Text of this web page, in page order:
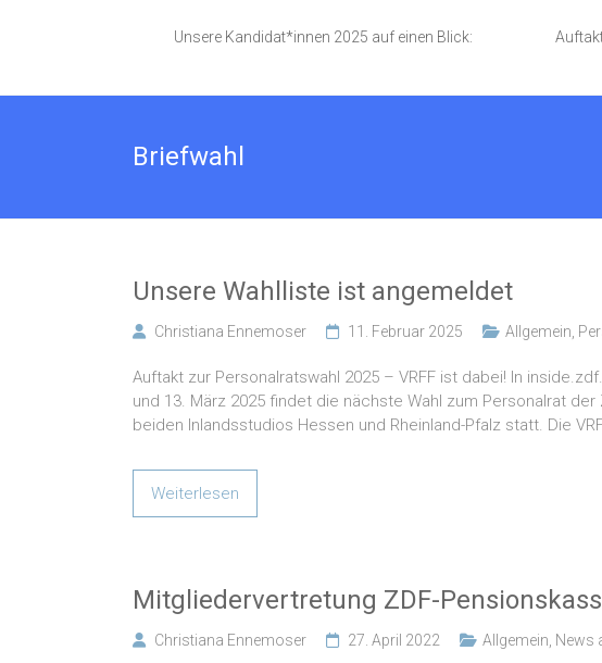
Unsere Kandidat*innen 2025 auf einen Blick:
Briefwahl
Unsere Wahlliste ist angemeldet
Christiana Ennemoser 11. Februar 2025 Allgemein
Auftakt zur Personalratswahl 2025 – VRFF ist dabei! In
und 13. März 2025 findet die nächste Wahl zum Personalrat
beiden Inlandsstudios Hessen und Rheinland-Pfalz statt. Die
Weiterlesen
Mitgliedervertretung ZDF-
Christiana Ennemoser 27. April 2022 Allgemein News